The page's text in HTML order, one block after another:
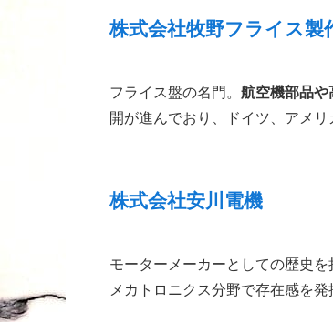
株式会社牧野フライス製
フライス盤の名門。 航空機部品や
開が進んでおり、ドイツ、アメ
株式会社安川電機
モーターメーカーとしての歴史を
メカトロニクス分野で存在感を